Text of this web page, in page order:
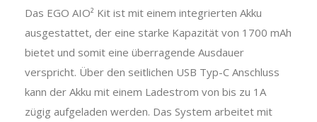
Das EGO AIO² Kit ist mit einem integrierten Akku
ausgestattet, der eine starke Kapazität von 1700 mAh
bietet und somit eine überragende Ausdauer
verspricht. Über den seitlichen USB Typ-C Anschluss
kann der Akku mit einem Ladestrom von bis zu 1A
zügig aufgeladen werden. Das System arbeitet mit